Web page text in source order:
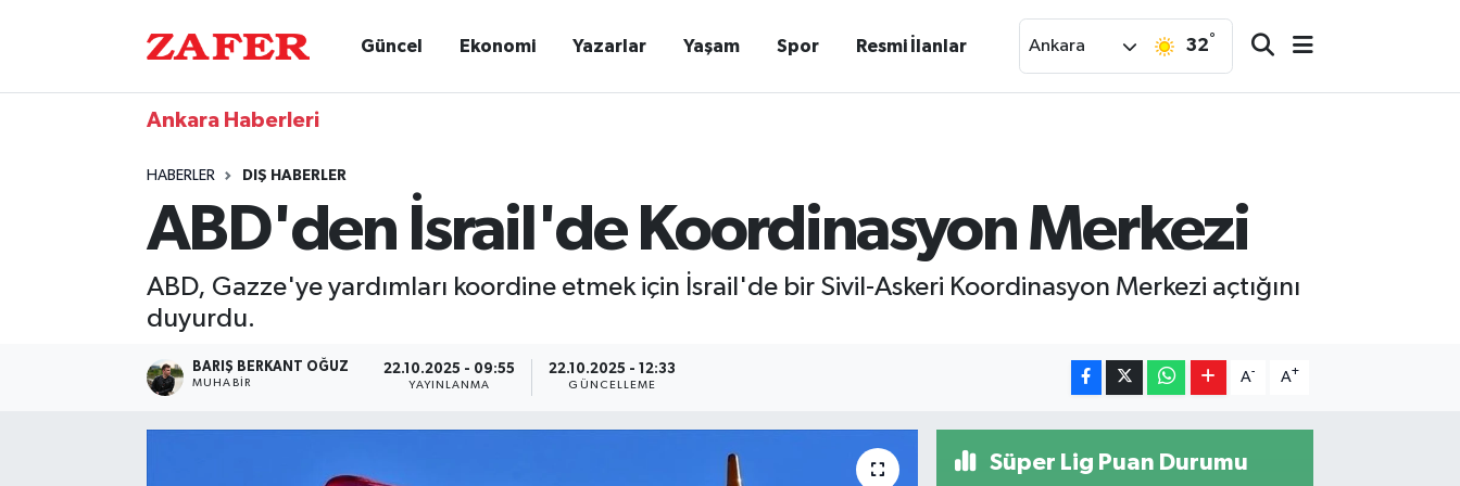
Güncel Ekonomi Yazarlar Yaşam Spor Resmi İlanlar Ankara 32°
Ankara Haberleri
HABERLER DIŞ HABERLER
ABD'den İsrail'de Koordinasyon Merkezi
ABD, Gazze'ye yardımları koordine etmek için İsrail'de bir Sivil-Askeri Koordinasyon Merkezi açtığını
duyurdu.
BARIŞ BERKANT OĞUZ
MUHABIR
22.10.2025 - 09:55
YAYINLANMA
22.10.2025 - 12:33
GÜNCELLEME
A- A+
Süper Lig Puan Durumu